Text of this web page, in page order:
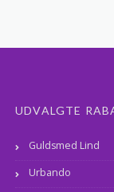
UDVALGTE
Guldsmed Lind
Urbando